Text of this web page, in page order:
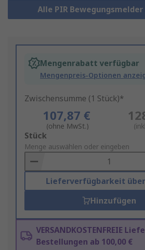
Alle PIR
Mengenrabatt verfügbar
Mengenpreis-Optionen
Zwischensumme (1 Stück)*
107,87 €
(ohne MwSt.)
Add
to
Basket
Stück
Menge auswählen oder eingeben
Lieferverfügbarkeit
Hinzufügen
VERSANDKOSTENFREIE
Bestellungen ab 100,00 €